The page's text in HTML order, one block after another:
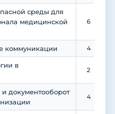
среды для
медицинской
6
коммуникации 4
в
2
документооборот
4